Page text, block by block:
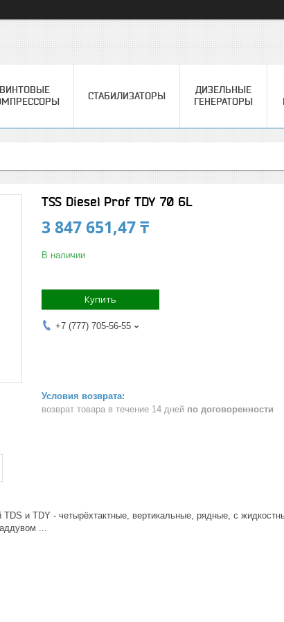
ВИНТОВЫЕ
СТАБИЛИЗАТОРЫ
ДИЗЕЛЬНЫЕ
ГЕНЕРАТОРЫ
TSS Diesel Prof TDY 70 6L
3 847 651,47 ₸
В наличии
Купить
+7 (777) 705-56-55
возврат товара в течение 14 дней по договоренности
и TDY - четырёхтактные, вертикальные, рядные, с
...